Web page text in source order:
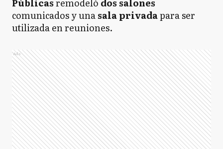
Públicasremodeló dos salones
comunicados y unasala privadapara ser
utilizada en reuniones.
Ads